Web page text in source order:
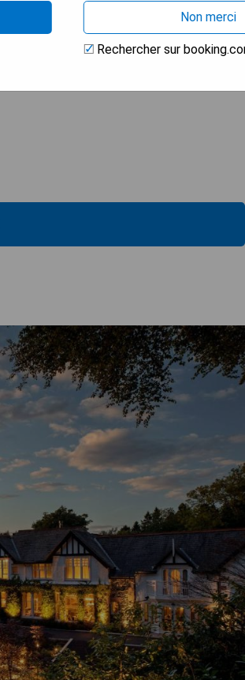
jardins. Le Gilpin Lake House propose 6
restaurants sur place. Les plats
Gilpin Spice offre une autre option
continent indien.
Non merci
Rechercher sur